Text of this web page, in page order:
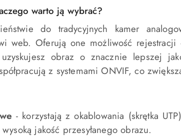
warto ją wybrać?
do tradycyjnych kamer
web. Oferują one możliwość
obraz o znacznie lepszej
z systemami ONVIF, co
- korzystają z okablowania (skrętka
jakość przesyłanego obrazu.